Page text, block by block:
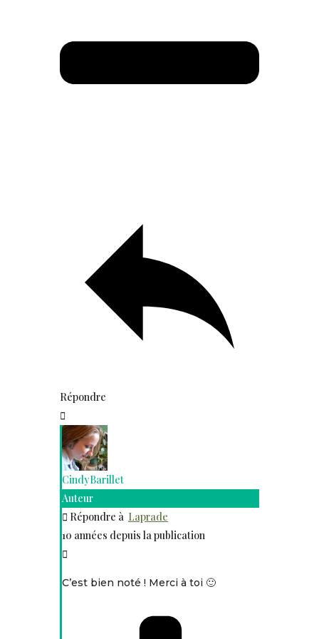
Répondre
CindyBarillet
Auteur
Répondre à Laprade
10 années depuis la publication
C’est bien noté ! Merci à toi 🙂